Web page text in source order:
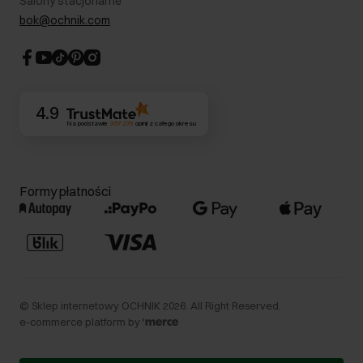
Blog
Dla akcjonariuszy
CSR
bok@ochnik.com
4.9
Na podstawie 357 273 opinii z całego okresu
Formy płatności
© Sklep internetowy OCHNIK 2026 . All Right Reserved.
e-commerce platform by